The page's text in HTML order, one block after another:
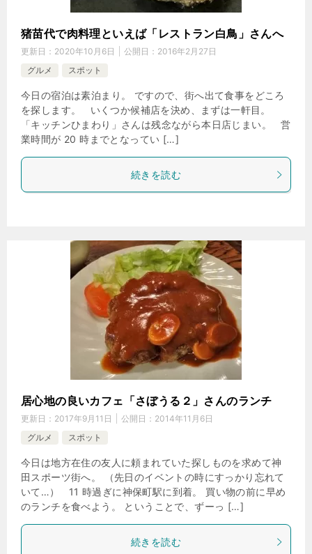
猪苗代で肉料理といえば「レストラン白鳥」さんへ
更新日： 2020年10月6日 公開日： 2016年2月27日
グルメ
スポット
今日の宿泊は素泊まり。 ですので、街へ出て食事をどころ
を探します。 いくつか候補店を決め、まずは一軒目。
「キッチンひまわり」さんは残念ながら本日店じまい。 営
業時間が 20 時までとなってい […]
続きを読む
居心地の良いカフェ「さぼうる２」さんのランチ
更新日： 2017年9月11日 公開日： 2014年11月6日
グルメ
スポット
今日は地方在住の友人に頼まれていた探しものを求めて神
田スポーツ街へ。 （先日のイベントの時にすっかり忘れて
いて…） 11 時過ぎに神保町駅に到着。 買い物の前に早め
のランチを食べよう。 ということで、ずーっ […]
続きを読む